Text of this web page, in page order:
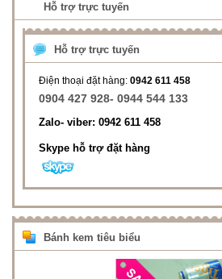
Hỗ trợ trực tuyến
Hỗ trợ trực tuyến
Điện thoại đặt hàng: 0942 611 458
0904 427 928- 0944 544 133
Zalo- viber: 0942 611 458
Skype hỗ trợ đặt hàng
Bánh kem tiêu biểu